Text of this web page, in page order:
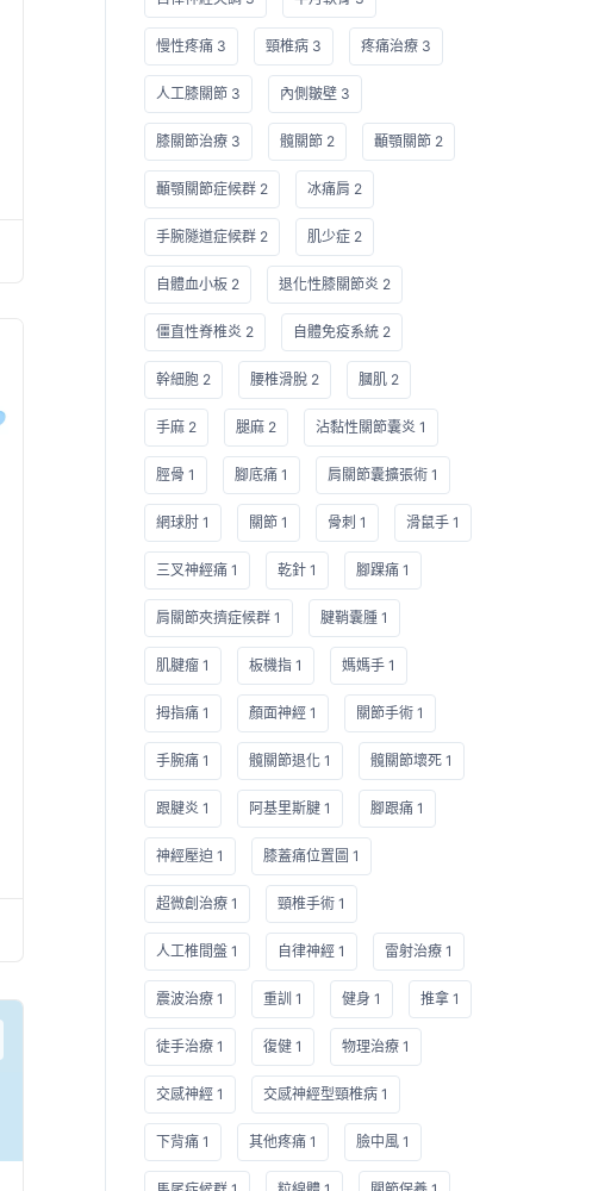
慢性疼痛 3 頸椎病 3 疼痛治療 3
人工膝關節 3 內側皺壁 3
膝關節治療 3 髖關節 2 顳顎關節 2
顳顎關節症候群 2 冰痛肩 2
手腕隧道症候群 2 肌少症 2
自體血小板 2 退化性膝關節炎 2
僵直性脊椎炎 2 自體免疫系統 2
幹細胞 2 腰椎滑脫 2 膕肌 2
手麻 2 腿麻 2 沾黏性關節囊炎 1
脛骨 1 腳底痛 1 肩關節囊擴張術 1
網球肘 1 關節 1 骨刺 1 滑鼠手 1
三叉神經痛 1 乾針 1 腳踝痛 1
肩關節夾擠症候群 1 腱鞘囊腫 1
肌腱瘤 1 板機指 1 媽媽手 1
拇指痛 1 顏面神經 1 關節手術 1
手腕痛 1 髖關節退化 1 髖關節壞死 1
跟腱炎 1 阿基里斯腱 1 腳跟痛 1
神經壓迫 1 膝蓋痛位置圖 1
超微創治療 1 頸椎手術 1
人工椎間盤 1 自律神經 1 雷射治療 1
震波治療 1 重訓 1 健身 1 推拿 1
徒手治療 1 復健 1 物理治療 1
交感神經 1 交感神經型頸椎病 1
下背痛 1 其他疼痛 1 臉中風 1